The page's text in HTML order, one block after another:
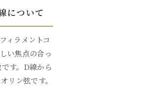
について
ィラメントコ
い焦点の合っ
す。D線から
リン弦です。